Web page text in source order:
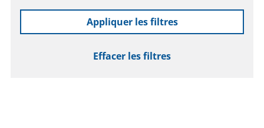
Appliquer les filtres
Effacer les filtres